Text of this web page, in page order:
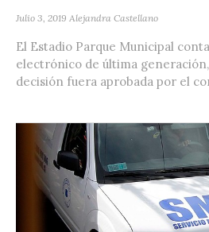
Julio 3, 2019 Alejandra Castellano
El Estadio Parque Municipal
electrónico de última
decisión fuera aprobada por el